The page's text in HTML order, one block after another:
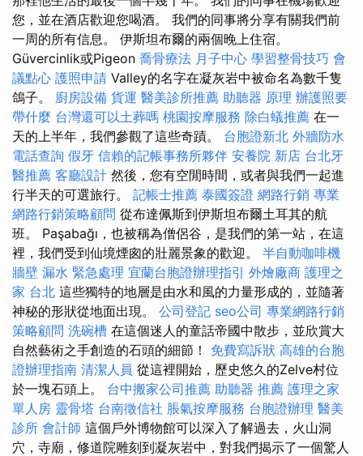
您，並在酒店歡迎您喝酒。 我們的同事將分享有關我們前
一周的所有信息。 伊斯坦布爾的兩個晚上住宿。
Güvercinlik或Pigeon 喬骨療法 月子中心 學習整骨技巧 會
議點心 護照申請 Valley的名字在凝灰岩中被命名為數千隻
鴿子。 廚房設備 貨運 醫美診所推薦 助聽器 原理 辦護照要
帶什麼 台灣還可以土葬嗎 桃園按摩服務 除白蟻推薦 在一
天的上半年，我們參觀了這些奇蹟。 台胞證新北 外牆防水
電話查詢 假牙 信賴的記帳事務所夥伴 安養院 新店 台北牙
醫推薦 客廳設計 然後，您有空閒時間，或者與我們一起進
行半天的可選旅行。 記帳士推薦 泰國簽證 網路行銷 專業
網路行銷策略顧問 從布達佩斯到伊斯坦布爾土耳其的航
班。 Paşabağı，也被稱為僧侶谷，是我們的第一站，在這
裡，我們受到仙境煙囪的壯麗景象的歡迎。 半自動咖啡機
牆壁 漏水 緊急處理 宜蘭台胞證辦理指引 外燴廠商 護理之
家 台北 這些獨特的地層是由水和風的力量形成的，並隨著
神秘的形狀從地面出現。 公司登記 seo公司 專業網路行銷
策略顧問 洗碗槽 在這個迷人的童話帝國中散步，並欣賞大
自然藝術之手創造的石頭的細節！ 免費寫訴狀 高雄的台胞
證辦理指南 清潔人員 從這裡開始，歷史悠久的Zelve村位
於一塊石頭上。 台中搬家公司推薦 助聽器 推薦 護理之家
單人房 靈骨塔 台南徵信社 脹氣按摩服務 台胞證辦理 醫美
診所 會計師 這個戶外博物館可以深入了解過去，火山洞
穴，寺廟，修道院雕刻到凝灰岩中，對我們揭示了一個驚人